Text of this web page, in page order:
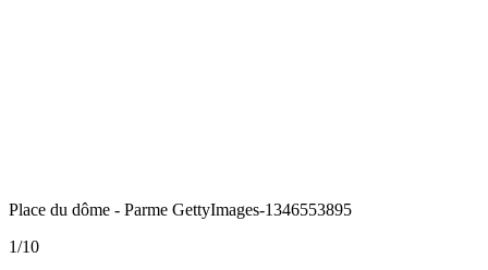
Place du dôme - Parme GettyImages-1346553895
1/10